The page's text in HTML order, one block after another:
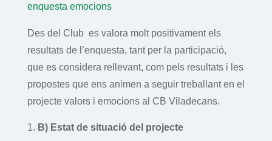
enquesta emocions
Des del Club es valora molt positivament els
resultats de l’enquesta, tant per la participació,
que es considera rellevant, com pels resultats i les
propostes que ens animen a seguir treballant en el
projecte valors i emocions al CB Viladecans.
B) Estat de situació del projecte